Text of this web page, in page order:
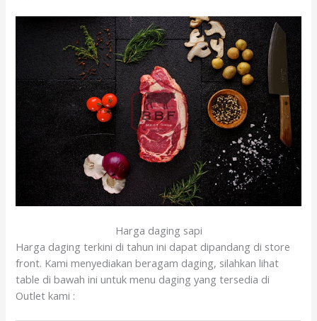
Harga daging sapi
Harga daging terkini di tahun ini dapat dipandang di store
front. Kami menyediakan beragam daging, silahkan lihat
table di bawah ini untuk menu daging yang tersedia di
Outlet kami :